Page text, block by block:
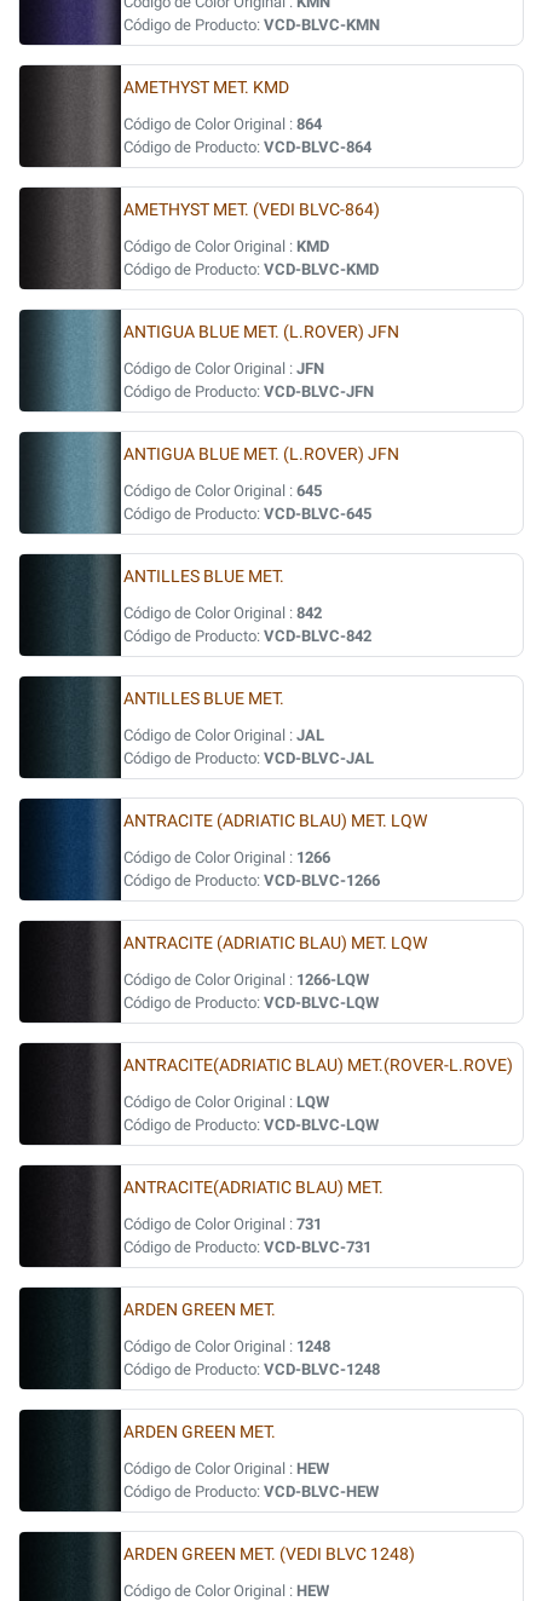
Código de Producto: VCD-BLVC-KMN
AMETHYST MET. KMD
Código de Color Original : 864
Código de Producto: VCD-BLVC-864
AMETHYST MET. (VEDI BLVC-864)
Código de Color Original : KMD
Código de Producto: VCD-BLVC-KMD
ANTIGUA BLUE MET. (L.ROVER) JFN
Código de Color Original : JFN
Código de Producto: VCD-BLVC-JFN
ANTIGUA BLUE MET. (L.ROVER) JFN
Código de Color Original : 645
Código de Producto: VCD-BLVC-645
ANTILLES BLUE MET.
Código de Color Original : 842
Código de Producto: VCD-BLVC-842
ANTILLES BLUE MET.
Código de Color Original : JAL
Código de Producto: VCD-BLVC-JAL
ANTRACITE (ADRIATIC BLAU) MET. LQW
Código de Color Original : 1266
Código de Producto: VCD-BLVC-1266
ANTRACITE (ADRIATIC BLAU) MET. LQW
Código de Color Original : 1266-LQW
Código de Producto: VCD-BLVC-LQW
ANTRACITE(ADRIATIC BLAU) MET.(ROVER-L.ROVE)
Código de Color Original : LQW
Código de Producto: VCD-BLVC-LQW
ANTRACITE(ADRIATIC BLAU) MET.
Código de Color Original : 731
Código de Producto: VCD-BLVC-731
ARDEN GREEN MET.
Código de Color Original : 1248
Código de Producto: VCD-BLVC-1248
ARDEN GREEN MET.
Código de Color Original : HEW
Código de Producto: VCD-BLVC-HEW
ARDEN GREEN MET. (VEDI BLVC 1248)
Código de Color Original : HEW